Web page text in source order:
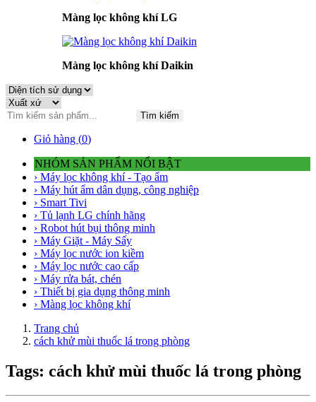
Màng lọc không khí LG
Màng lọc không khí Daikin
Tìm kiếm
Giỏ hàng (0)
NHÓM SẢN PHẨM NỔI BẬT
› Máy lọc không khí - Tạo ẩm
› Máy hút ẩm dân dụng, công nghiệp
› Smart Tivi
› Tủ lạnh LG chính hãng
› Robot hút bụi thông minh
› Máy Giặt - Máy Sấy
› Máy lọc nước ion kiềm
› Máy lọc nước cao cấp
› Máy rửa bát, chén
› Thiết bị gia dụng thông minh
› Màng lọc không khí
Trang chủ
cách khử mùi thuốc lá trong phòng
Tags: cách khử mùi thuốc lá trong phòng